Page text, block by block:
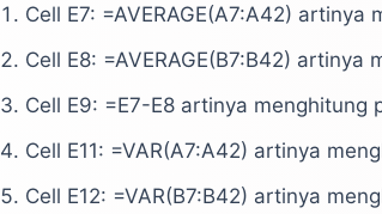
Cell E7: =AVERAGE(A7:A42)
Cell E8: =AVERAGE(B7:B42)
Cell E9: =E7-E8 artinya menghitung
Cell E11: =VAR(A7:A42) artinya
Cell E12: =VAR(B7:B42) artinya